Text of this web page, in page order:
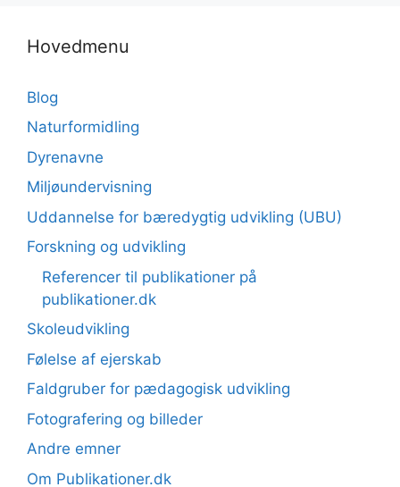
Hovedmenu
Blog
Naturformidling
Dyrenavne
Miljøundervisning
Uddannelse for bæredygtig udvikling (UBU)
Forskning og udvikling
Referencer til publikationer på
publikationer.dk
Skoleudvikling
Følelse af ejerskab
Faldgruber for pædagogisk udvikling
Fotografering og billeder
Andre emner
Om Publikationer.dk